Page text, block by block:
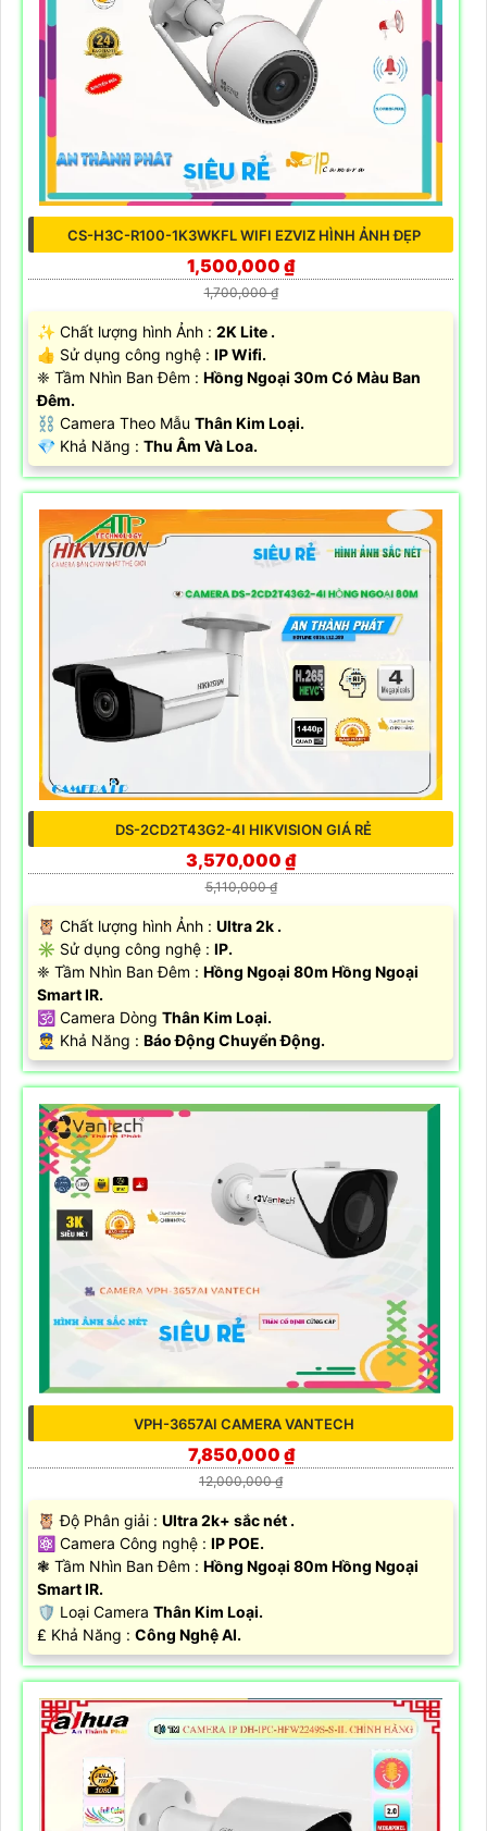
CS-H3C-R100-1K3WKFL WIFI EZVIZ HÌNH ẢNH ĐẸP
1,500,000 ₫
1,700,000 ₫
✨ Chất lượng hình Ảnh : 2K Lite .
👍 Sử dụng công nghệ : IP Wifi.
❈ Tầm Nhìn Ban Đêm : Hồng Ngoại 30m Có Màu Ban
Đêm.
⛓ Camera Theo Mẫu Thân Kim Loại.
️💎 Khả Năng : Thu Âm Và Loa.
DS-2CD2T43G2-4I HIKVISION GIÁ RẺ
3,570,000 ₫
5,110,000 ₫
🦉 Chất lượng hình Ảnh : Ultra 2k .
✳️ Sử dụng công nghệ : IP.
❈ Tầm Nhìn Ban Đêm : Hồng Ngoại 80m Hồng Ngoại
Smart IR.
🕉️ Camera Dòng Thân Kim Loại.
️👮 Khả Năng : Báo Động Chuyển Động.
VPH-3657AI CAMERA VANTECH
7,850,000 ₫
12,000,000 ₫
🦉 Độ Phân giải : Ultra 2k+ sắc nét .
⚛️ Camera Công nghệ : IP POE.
❃ Tầm Nhìn Ban Đêm : Hồng Ngoại 80m Hồng Ngoại
Smart IR.
🛡 Loại Camera Thân Kim Loại.
️₤ Khả Năng : Công Nghệ AI.